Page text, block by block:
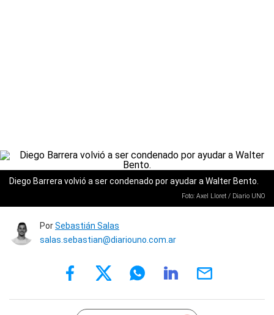
Diego Barrera volvió a ser condenado por ayudar a Walter Bento.
Foto: Axel Lloret / Diario UNO
PorSebastián Salas
salas.sebastian@diariouno.com.ar